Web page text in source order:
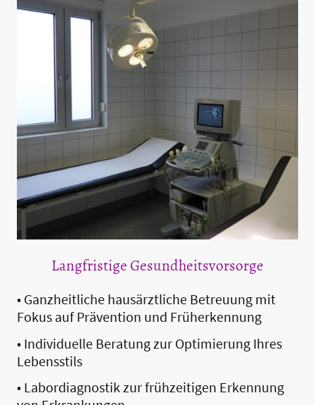
Langfristige Gesundheitsvorsorge
• Ganzheitliche hausärztliche Betreuung mit
Fokus auf Prävention und Früherkennung
• Individuelle Beratung zur Optimierung Ihres
Lebensstils
• Labordiagnostik zur frühzeitigen Erkennung